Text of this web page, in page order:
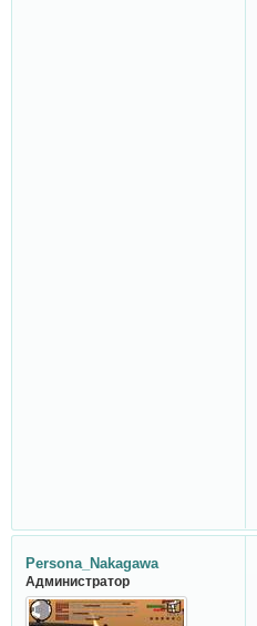
Persona_Nakagawa
Администратор